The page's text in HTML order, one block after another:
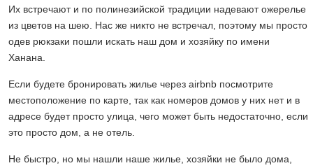
Их встречают и по полинезийской традиции надевают ожерелье
из цветов на шею. Нас же никто не встречал, поэтому мы просто
одев рюкзаки пошли искать наш дом и хозяйку по имени
Ханана.
Если будете бронировать жилье через airbnb посмотрите
местоположение по карте, так как номеров домов у них нет и в
адресе будет просто улица, чего может быть недостаточно, если
это просто дом, а не отель.
Не быстро, но мы нашли наше жилье, хозяйки не было дома,